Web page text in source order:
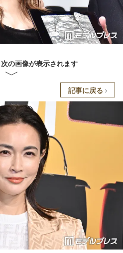
の画像が表示されます
記事に戻る